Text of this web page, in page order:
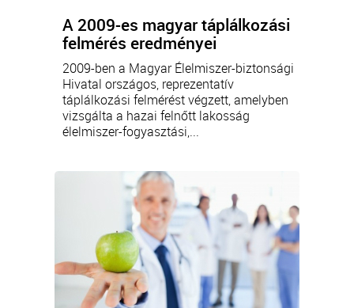
A 2009-es magyar táplálkozási
felmérés eredményei
2009-ben a Magyar Élelmiszer-biztonsági
Hivatal országos, reprezentatív
táplálkozási felmérést végzett, amelyben
vizsgálta a hazai felnőtt lakosság
élelmiszer-fogyasztási,...